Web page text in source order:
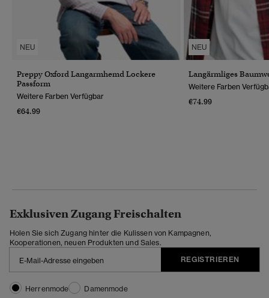
NEU
Preppy Oxford Langarmhemd Lockere
Passform
Weitere Farben Verfügbar
€64.99
NEU
Langärmliges
Weitere Farben
€74.99
Exklusiven Zugang Freischalten
Holen Sie sich Zugang hinter die Kulissen von Kampagnen,
Kooperationen, neuen Produkten und Sales.
REGISTRIEREN
Herrenmode
Damenmode